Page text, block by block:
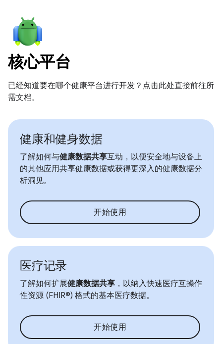
核心平台
已经知道要在哪个健康平台进行开发？点击此处直接前往所
需文档。
健康和健身数据
了解如何与健康数据共享互动，以便安全地与设备上
的其他应用共享健康数据或获得更深入的健康数据分
析洞见。
开始使用
医疗记录
了解如何扩展健康数据共享 ，以纳入快速医疗互操作
性资源 (FHIR®) 格式的基本医疗数据。
开始使用